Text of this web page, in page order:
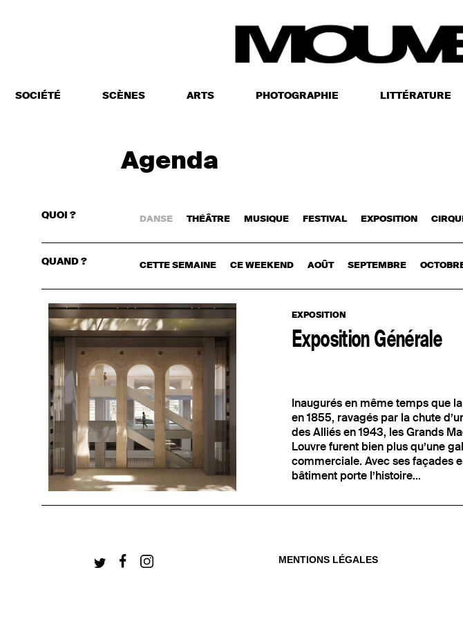
SOCIÉTÉ SCÈNES ARTS PHOTOGRAPHIE LITTÉRATURE
CONNECTEZ-VOUS
+ CONNECTEZ-VOUS
Agenda
QUOI ? DANSE THÉÂTRE MUSIQUE FESTIVAL EXPOSITION
QUAND ? CETTE SEMAINE CE WEEKEND AOÛT SEPTEMBRE
EXPOSITION
Exposition Générale
Inaugurés en même temps que
en 1855, ravagés par la chute
des Alliés en 1943, les Grands
Louvre furent bien plus qu’une
commerciale. Avec ses façades
bâtiment porte l’histoire...
MENTIONS LÉGALES